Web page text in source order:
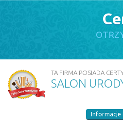
TA FIRMA POSIADA
SALON
Informacje